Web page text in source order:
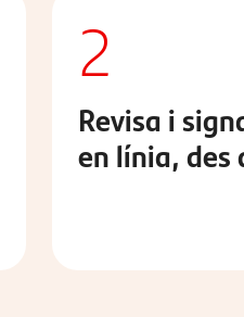
2
Revisa i
en línia, des